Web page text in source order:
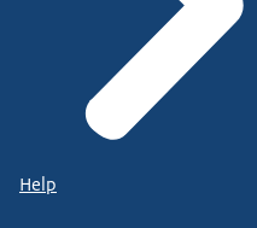
Help